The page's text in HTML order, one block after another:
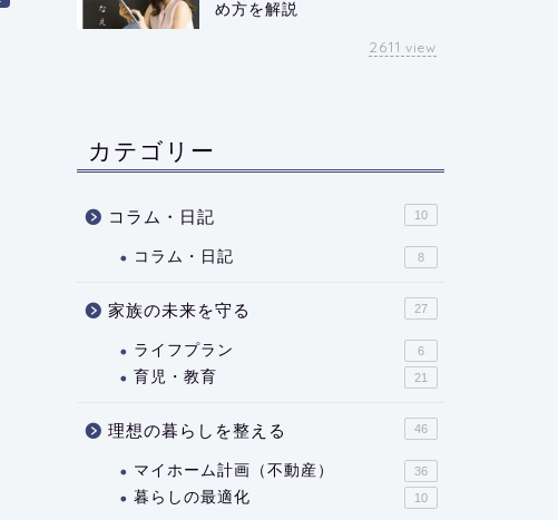
め方を解説
2611 view
カテゴリー
コラム・日記 10
コラム・日記 8
家族の未来を守る 27
ライフプラン 6
育児・教育 21
理想の暮らしを整える 46
マイホーム計画（不動産） 36
暮らしの最適化 10